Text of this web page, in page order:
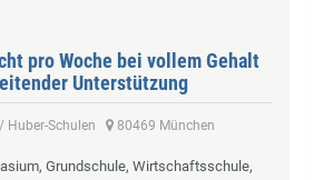
pro Woche bei vollem Gehalt
Unterstützung
Huber-Schulen 80469 München
Grundschule, Wirtschaftsschule,